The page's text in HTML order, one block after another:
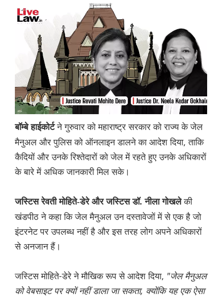
बॉम्बे हाईकोर्टने गुरुवार को महाराष्ट्र सरकार को राज्य के जेल
मैनुअल और पुलिस को ऑनलाइन डालने का आदेश दिया, ताकि
कैदियों और उनके रिश्तेदारों को जेल में रहते हुए उनके अधिकारों
के बारे में अधिक जानकारी मिल सके।
जस्टिस रेवती मोहिते-डेरे और जस्टिस डॉ. नीला गोखलेकी
खंडपीठ ने कहा कि जेल मैनुअल उन दस्तावेजों में से एक है जो
इंटरनेट पर उपलब्ध नहीं है और इस तरह लोग अपने अधिकारों
से अनजान हैं।
जस्टिस मोहिते-डेरे ने मौखिक रूप से आदेश दिया, "जेल मैनुअल
को वेबसाइट पर क्यों नहीं डाला जा सकता, क्योंकि यह एक ऐसा